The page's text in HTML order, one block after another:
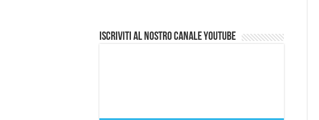
Iscriviti al nostro canale Youtube